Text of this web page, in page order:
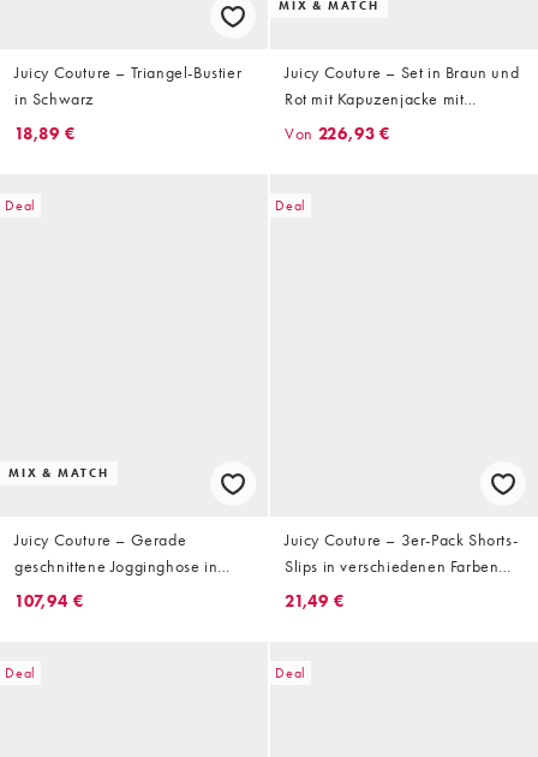
Juicy Couture – Triangel-Bustier
in Schwarz
18,89 €
MIX & MATCH
Juicy Couture – Set in Braun und
Rot mit Kapuzenjacke mit
Reißverschluss und Streifenlogo
Von 226,93 €
Deal
MIX & MATCH
Juicy Couture – Gerade
geschnittene Jogginghose in
Braun/Rot mit Logo und Streifen,
107,94 €
Deal
Juicy Couture – 3er-Pack Shorts-
Slips in verschiedenen Farben
und Mustern
21,49 €
Deal Deal